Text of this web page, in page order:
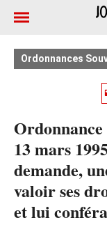
Ordonnances
Ordonnance
13 mars
demande,
valoir ses
et lui